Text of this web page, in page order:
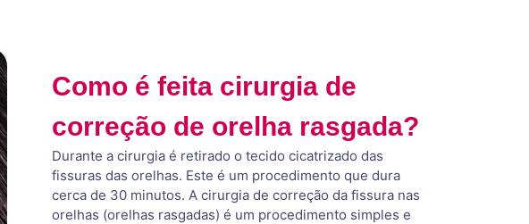
Como é feita cirurgia de
correção de orelha rasgada?
Durante a cirurgia é retirado o tecido cicatrizado das
fissuras das orelhas. Este é um procedimento que dura
cerca de 30 minutos. A cirurgia de correção da fissura nas
orelhas (orelhas rasgadas) é um procedimento simples e